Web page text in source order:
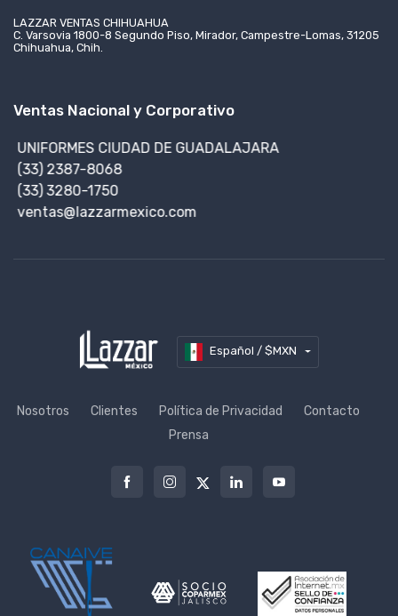
LAZZAR VENTAS CHIHUAHUA
C. Varsovia 1800-8 Segundo Piso, Mirador, Campestre-Lomas, 31205
Chihuahua, Chih.
Ventas Nacional y Corporativo
UNIFORMES CIUDAD DE GUADALAJARA
(33) 2387-8068
(33) 3280-1750
ventas@lazzarmexico.com
Español / $MXN
Nosotros Clientes Política de Privacidad
Contacto
Prensa